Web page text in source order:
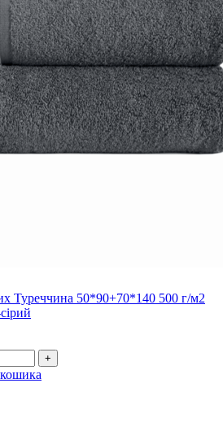
Туреччина 50*90+70*140 500 г/м2
+